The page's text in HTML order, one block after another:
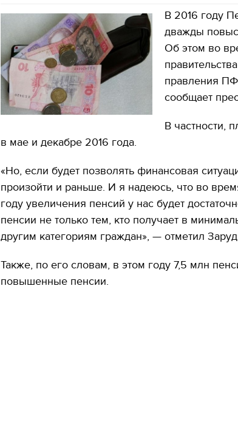
В 2016 году
дважды
Об этом во
правления
сообщает
В частности,
в мае и декабре 2016 года.
«Но, если будет позволять финансовая
произойти и раньше. И я надеюсь, что во
году увеличения пенсий у нас будет
пенсии не только тем, кто получает в
другим категориям граждан», — отметил
Также, по его словам, в этом году 7,5 млн
повышенные пенсии.